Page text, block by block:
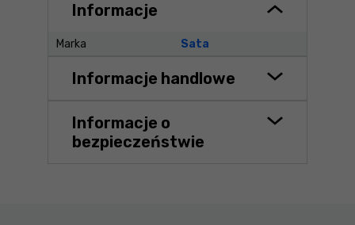
Informacje
Marka Sata
Informacje handlowe
Informacje o
bezpieczeństwie